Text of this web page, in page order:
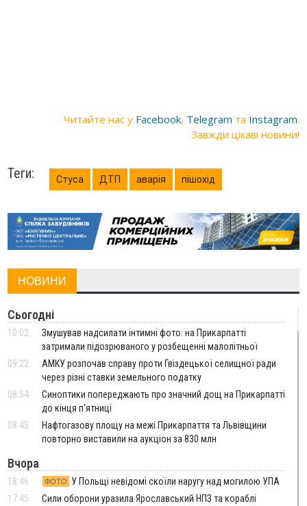
Читайте нас у Facebook, Telegram та Instagram.
Завжди цікаві новини!
Теги: Стуса ДТП аварія пішохід
НОВИНИ
Сьогодні
10:02
Змушував надсилати інтимні фото: на Прикарпатті
затримали підозрюваного у розбещенні малолітньої
09:22
АМКУ розпочав справу проти Гвіздецької селищної ради
через різні ставки земельного податку
08:54
Синоптики попереджають про значний дощ на Прикарпатті
до кінця п'ятниці
08:45
Нафтогазову площу на межі Прикарпаття та Львівщини
повторно виставили на аукціон за 830 млн
Вчора
18:46 ФОТО
У Польщі невідомі скоїли наругу над могилою УПА
17:45
Сили оборони уразила Ярославський НПЗ та кораблі